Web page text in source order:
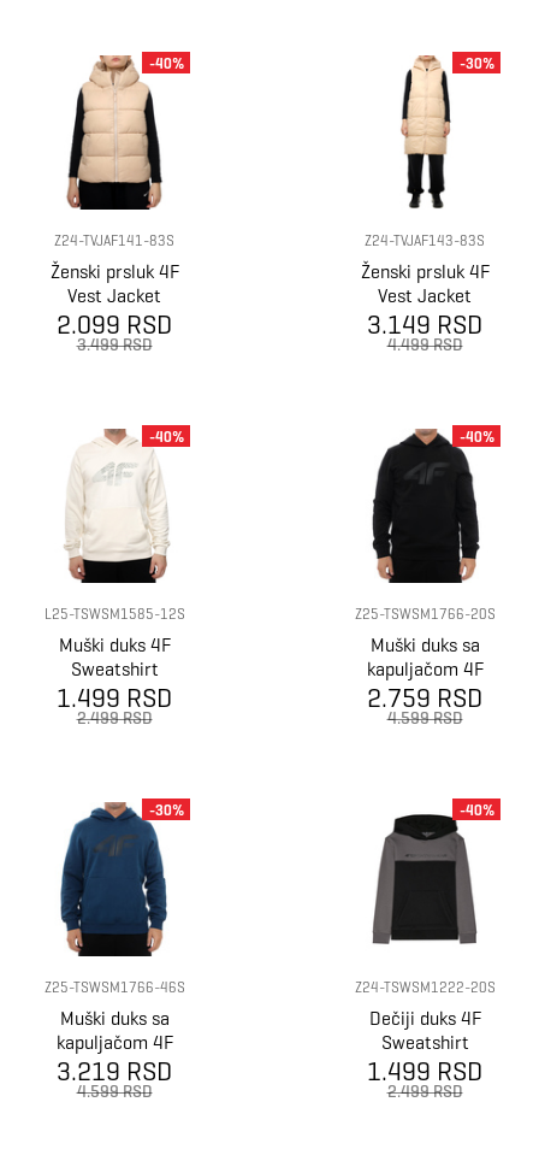
Z24-TVJAF141-83S
Ženski prsluk 4F
Vest Jacket
2.099 RSD
3.499 RSD
-40%
Z24-TVJAF143-83S
Ženski prsluk 4F
Vest Jacket
3.149 RSD
4.499 RSD
-30%
L25-TSWSM1585-12S
Muški duks 4F
Sweatshirt
1.499 RSD
2.499 RSD
-40%
Z25-TSWSM1766-20S
Muški duks sa
kapuljačom 4F
Sweatshirt
m1766
2.759 RSD
4.599 RSD
-40%
Z25-TSWSM1766-46S
Muški duks sa
kapuljačom 4F
Sweatshirt
m1766
3.219 RSD
4.599 RSD
-30%
Z24-TSWSM1222-20S
Dečiji duks 4F
Sweatshirt
1.499 RSD
2.499 RSD
-40%